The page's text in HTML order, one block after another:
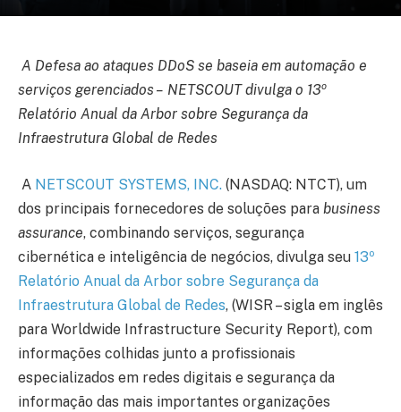
A Defesa ao ataques DDoS se baseia em automação e
serviços gerenciados – NETSCOUT divulga o 13o
Relatório Anual da Arbor sobre Segurança da
Infraestrutura Global de Redes
A NETSCOUT SYSTEMS, INC. (NASDAQ: NTCT), um
dos principais fornecedores de soluções para business
assurance, combinando serviços, segurança
cibernética e inteligência de negócios, divulga seu 13o
Relatório Anual da Arbor sobre Segurança da
Infraestrutura Global de Redes, (WISR – sigla em inglês
para Worldwide Infrastructure Security Report), com
informações colhidas junto a profissionais
especializados em redes digitais e segurança da
informação das mais importantes organizações